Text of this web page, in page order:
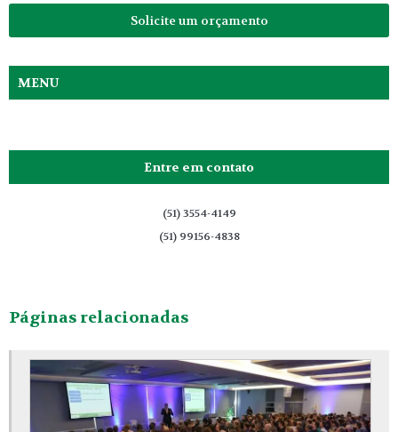
Solicite um orçamento
MENU
Entre em contato
(51) 3554-4149
(51) 99156-4838
Páginas relacionadas